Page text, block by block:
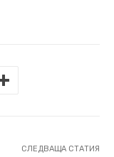
СЛЕДВАЩА СТАТИЯ